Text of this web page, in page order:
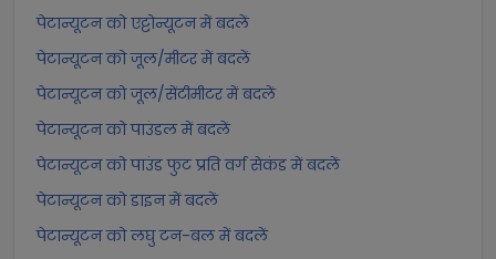
पेटान्यूटन को एट्टोन्यूटन में बदलें
पेटान्यूटन को जूल/मीटर में बदलें
पेटान्यूटन को जूल/सेंटीमीटर में बदलें
पेटान्यूटन को पाउंडल में बदलें
पेटान्यूटन को पाउंड फुट प्रति वर्ग सेकंड में बदलें
पेटान्यूटन को डाइन में बदलें
पेटान्यूटन को लघु टन-बल में बदलें